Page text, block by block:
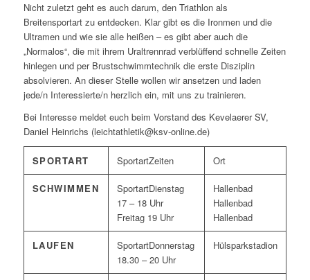
Nicht zuletzt geht es auch darum, den Triathlon als
Breitensportart zu entdecken. Klar gibt es die Ironmen und die
Ultramen und wie sie alle heißen – es gibt aber auch die
„Normalos“, die mit ihrem Uraltrennrad verblüffend schnelle Zeiten
hinlegen und per Brustschwimmtechnik die erste Disziplin
absolvieren. An dieser Stelle wollen wir ansetzen und laden
jede/n Interessierte/n herzlich ein, mit uns zu trainieren.
Bei Interesse meldet euch beim Vorstand des Kevelaerer SV,
Daniel Heinrichs (leichtathletik@ksv-online.de)
SPORTART Zeiten Ort
SCHWIMMEN
Dienstag
17 – 18 Uhr
Freitag 19 Uhr
Hallenbad
Hallenbad
Hallenbad
LAUFEN
Donnerstag
18.30 – 20 Uhr
Hülsparkstadion